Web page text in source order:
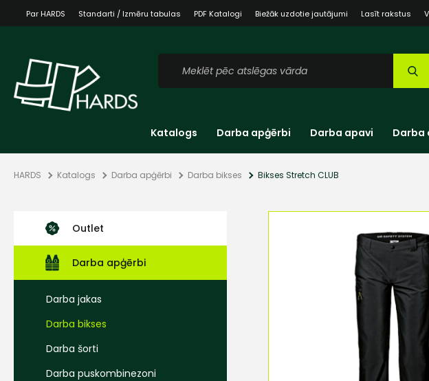
Par HARDS Standarti / Izmēru tabulas PDF Katalogi Biežāk uzdotie jautājumi Lasīt rakstus
Katalogs Darba apģērbi Darba apavi Darba
HARDS Katalogs Darba apģērbi Darba bikses Bikses Stretch CLUB
Outlet
Darba apģērbi
Darba jakas
Darba bikses
Darba šorti
Darba puskombinezoni